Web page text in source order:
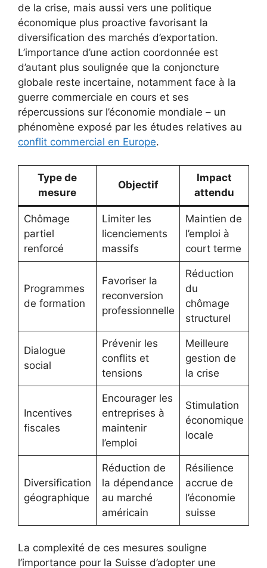
de la crise, mais aussi vers une politique
économique plus proactive favorisant la
diversification des marchés d’exportation.
L’importance d’une action coordonnée est
d’autant plus soulignée que la conjoncture
globale reste incertaine, notamment face à la
guerre commerciale en cours et ses
répercussions sur l’économie mondiale – un
phénomène exposé par les études relatives au
conflit commercial en Europe.
Type de
mesure
Objectif
Impact
attendu
Chômage
partiel
renforcé
Limiter les
licenciements
massifs
Maintien de
l’emploi à
court terme
Programmes
de formation
Favoriser la
reconversion
professionnelle
Réduction
du
chômage
structurel
Dialogue
social
Prévenir les
conflits et
tensions
Meilleure
gestion de
la crise
Incentives
fiscales
Encourager les
entreprises à
maintenir
l’emploi
Stimulation
économique
locale
Diversification
géographique
Réduction de
la dépendance
au marché
américain
Résilience
accrue de
l’économie
suisse
La complexité de ces mesures souligne
l’importance pour la Suisse d’adopter une